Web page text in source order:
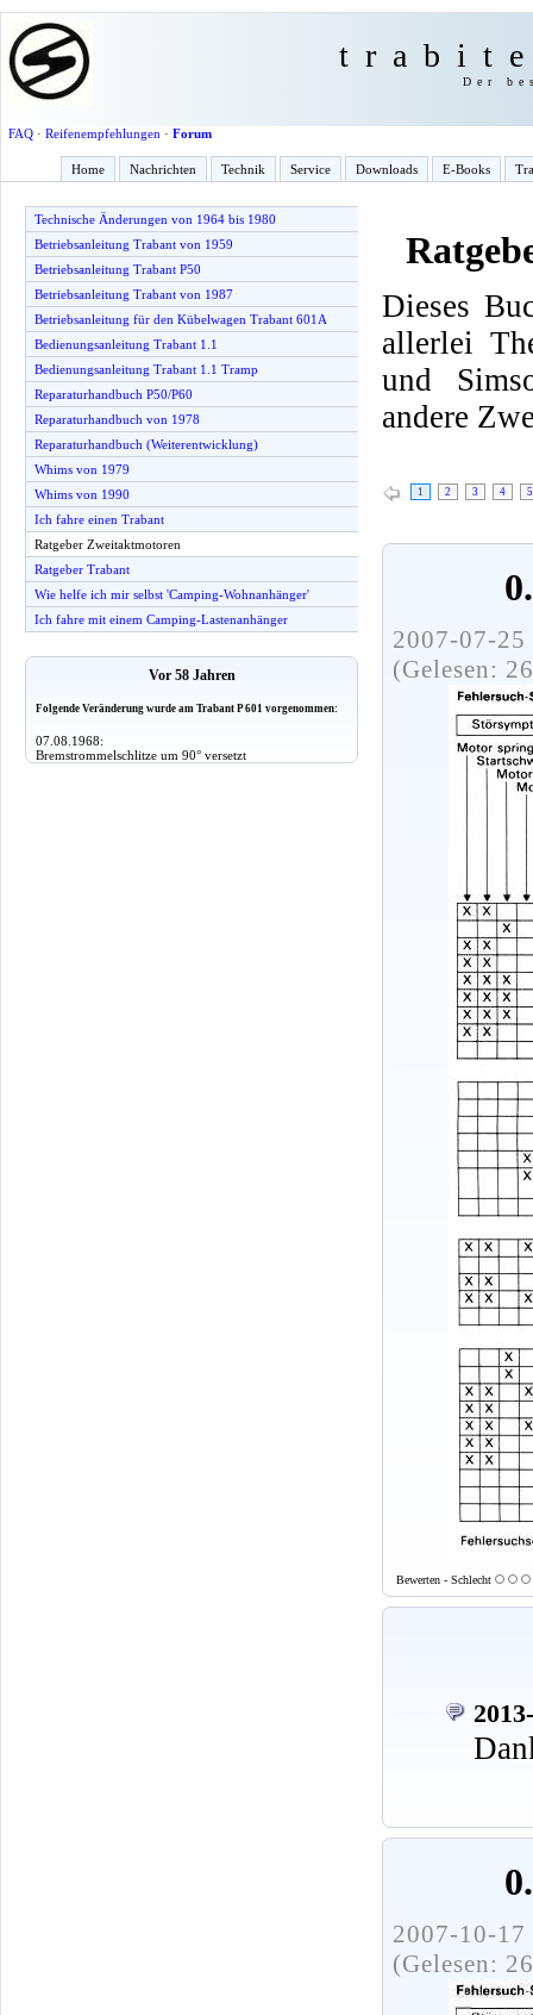
Der
FAQ· Reifenempfehlungen · Forum
Home Nachrichten Technik Service Downloads E-Books
Technische Änderungen von 1964 bis 1980
Betriebsanleitung Trabant von 1959
Betriebsanleitung Trabant P50
Betriebsanleitung Trabant von 1987
Betriebsanleitung für den Kübelwagen Trabant 601A
Bedienungsanleitung Trabant 1.1
Bedienungsanleitung Trabant 1.1 Tramp
Reparaturhandbuch P50/P60
Reparaturhandbuch von 1978
Reparaturhandbuch (Weiterentwicklung)
Whims von 1979
Whims von 1990
Ich fahre einen Trabant
Ratgeber Zweitaktmotoren
Ratgeber Trabant
Wie helfe ich mir selbst 'Camping-Wohnanhänger'
Ich fahre mit einem Camping-Lastenanhänger
Vor 58 Jahren
Folgende Veränderung wurde am Trabant P 601 vorgenommen:
07.08.1968:
Bremstrommelschlitze um 90° versetzt
Dieses
allerlei
und
andere
1 2 3 4 5
2007-07-
(Gelesen:
Bewerten - Schlecht
2007-10-
(Gelesen: